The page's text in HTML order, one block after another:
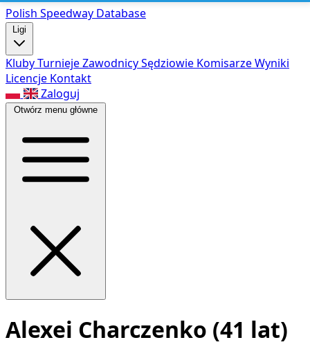
Polish Speedway Database
Ligi
KlubyTurniejeZawodnicySędziowie KomisarzeWyniki
Licencje Kontakt
Zaloguj
Otwórz menu główne
Alexei Charczenko (41 lat)